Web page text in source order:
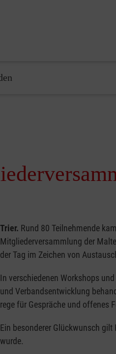
Trier. Rund 80 Teilnehmende
Mitgliederversammlung der
der Tag im Zeichen von
In verschiedenen Workshops
und Verbandsentwicklung
rege für Gespräche und offenes
Ein besonderer Glückwunsch
wurde.